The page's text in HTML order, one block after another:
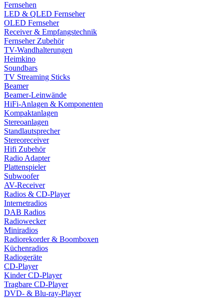
Fernsehen
LED & QLED Fernseher
OLED Fernseher
Receiver & Empfangstechnik
Fernseher Zubehör
TV-Wandhalterungen
Heimkino
Soundbars
TV Streaming Sticks
Beamer
Beamer-Leinwände
HiFi-Anlagen & Komponenten
Kompaktanlagen
Stereoanlagen
Standlautsprecher
Stereoreceiver
Hifi Zubehör
Radio Adapter
Plattenspieler
Subwoofer
AV-Receiver
Radios & CD-Player
Internetradios
DAB Radios
Radiowecker
Miniradios
Radiorekorder & Boomboxen
Küchenradios
Radiogeräte
CD-Player
Kinder CD-Player
Tragbare CD-Player
DVD- & Blu-ray-Player